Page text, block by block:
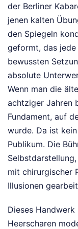
der Berliner
jenen kalten
den Spiegeln
geformt, das jede
bewussten
absolute
Wenn man die
achtziger Jahren
Fundament, auf
wurde. Da ist
Publikum. Die
mit chirurgischer
Illusionen
Dieses
Heerscharen